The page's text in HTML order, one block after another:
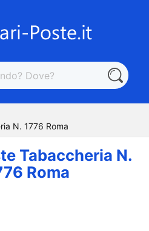
N. 1776 Roma
Tabaccheria N.
Roma